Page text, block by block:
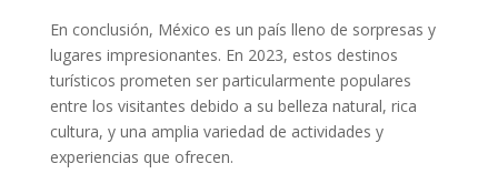
En conclusión, México es un país lleno de sorpresas y
lugares impresionantes. En 2023, estos destinos
turísticos prometen ser particularmente populares
entre los visitantes debido a su belleza natural, rica
cultura, y una amplia variedad de actividades y
experiencias que ofrecen.